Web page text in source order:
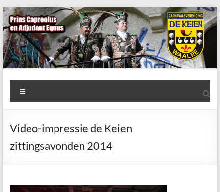
Ga
naar
de
inhoud
AWC
de
Keien
Algemene
Waalrese
Keien
Video-impressie de Keien
zittingsavonden 2014